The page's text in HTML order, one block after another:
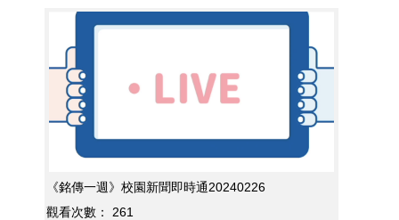
《銘傳一週》校園新聞即時通20240226
觀看次數：
261